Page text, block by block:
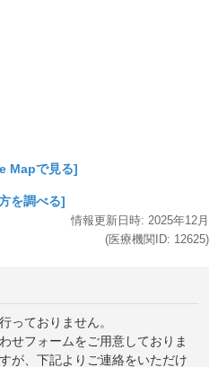
Mapで見る]
を調べる]
情報更新日時: 2025年12月
(医療機関ID: 12625)
っておりません。
せフォームをご用意しておりま
が、下記よりご連絡をいただけ